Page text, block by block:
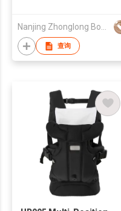
Nanjing Zhonglong Bochuang Outdoor Products Co., Ltd
查询